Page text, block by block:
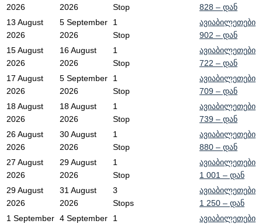
2026
2026
Stop
828 – დან
13 August
2026
5 September
2026
1
Stop
ავიაბილეთები
902 – დან
15 August
2026
16 August
2026
1
Stop
ავიაბილეთები
722 – დან
17 August
2026
5 September
2026
1
Stop
ავიაბილეთები
709 – დან
18 August
2026
18 August
2026
1
Stop
ავიაბილეთები
739 – დან
26 August
2026
30 August
2026
1
Stop
ავიაბილეთები
880 – დან
27 August
2026
29 August
2026
1
Stop
ავიაბილეთები
1 001 – დან
29 August
2026
31 August
2026
3
Stops
ავიაბილეთები
1 250 – დან
1 September 4 September
1
ავიაბილეთები